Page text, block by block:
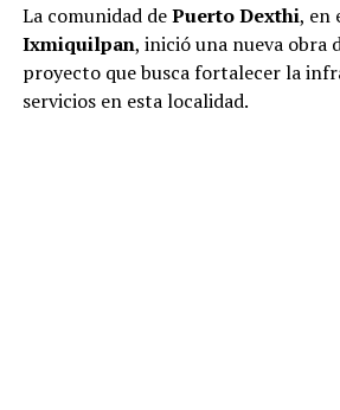
La comunidad dePuerto Dexthi, en
Ixmiquilpan, inició una nueva obra
proyecto que busca fortalecer la
servicios en esta localidad.